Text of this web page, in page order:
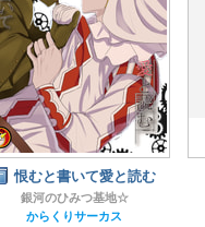
恨むと書いて愛と読む
銀河のひみつ基地☆
からくりサーカス